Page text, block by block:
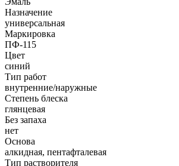
Назначение
универсальная
Маркировка
ПФ-115
Цвет
синий
Тип работ
внутренние/наружные
Степень блеска
глянцевая
Без запаха
нет
Основа
алкидная, пентафталевая
Тип растворителя